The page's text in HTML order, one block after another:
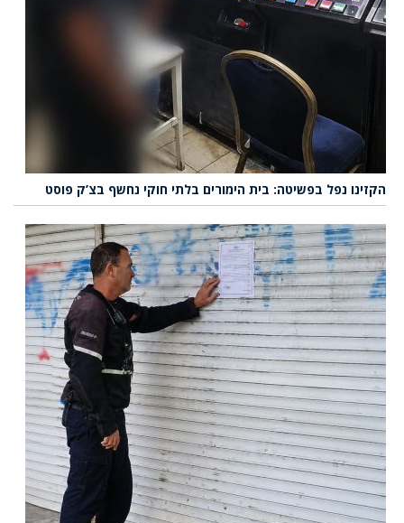
הקזינו נפל בפשיטה: בית הימורים בלתי חוקי נחשף בצ’ק פוסט